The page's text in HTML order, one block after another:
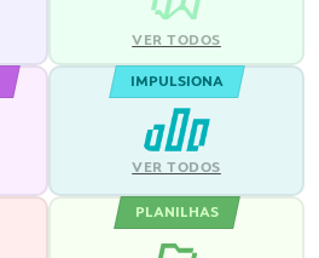
VER TODOS
IMPULSIONA
VER TODOS
PLANILHAS